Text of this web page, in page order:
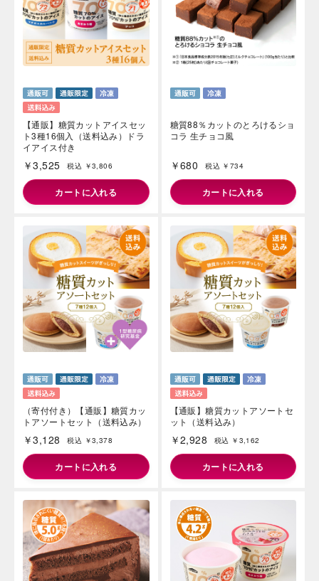
【通販】糖質カットアイスセッ
ト3種16個入（送料込み）ドラ
イアイス付き
￥3,525 税込 ￥3,806
カートに入れる
糖質88％カットのとろけるショ
コラ 生チョコ風
￥680 税込 ￥734
カートに入れる
（寄付付き）【通販】糖質カッ
トアソートセット（送料込み）
￥3,128 税込 ￥3,378
カートに入れる
【通販】糖質カットアソートセ
ット（送料込み）
￥2,928 税込 ￥3,162
カートに入れる
海外 Overseas shops
Indonesia
Singapore
Malaysia
Hong Kong